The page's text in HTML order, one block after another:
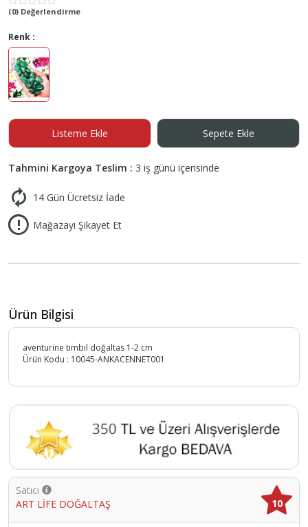
(0) Değerlendirme
Renk :
Listeme Ekle Sepete Ekle
Tahmini Kargoya Teslim : 3 iş günü içerisinde
14 Gün Ücretsiz İade
Mağazayı Şikayet Et
Ürün Bilgisi
aventurine tımbıl doğaltas 1-2 cm
Ürün Kodu : 10045-ANKACENNET001
Satıcı
ART LİFE DOĞALTAŞ
10